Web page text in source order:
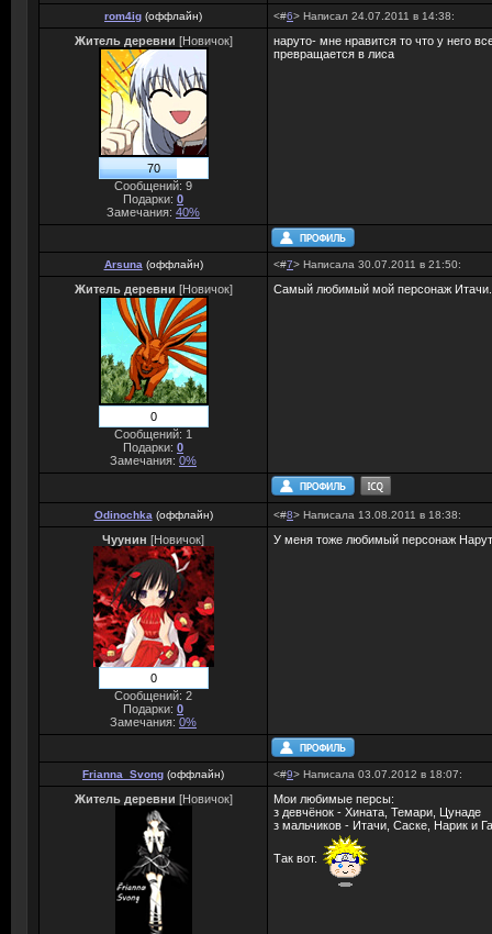
rom4ig (оффлайн) <#6> Написал 24.07.2011 в 14:38:
Житель деревни [Новичок]
70
Сообщений: 9
Подарки: 0
Замечания: 40%
наруто- мне нравится то что у него
превращается в лиса
Arsuna (оффлайн) <#7> Написала 30.07.2011 в 21:50:
Житель деревни [Новичок]
0
Сообщений: 1
Подарки: 0
Замечания: 0%
Самый любимый мой персонаж Итачи.
Odinochka (оффлайн) <#8> Написала 13.08.2011 в 18:38:
Чуунин [Новичок]
0
Сообщений: 2
Подарки: 0
Замечания: 0%
У меня тоже любимый персонаж
Frianna_Svong (оффлайн) <#9> Написала 03.07.2012 в 18:07:
Житель деревни [Новичок]
Мои любимые персы:
з девчёнок - Хината, Темари, Цунаде
з мальчиков - Итачи, Саске, Нарик и
Так вот.